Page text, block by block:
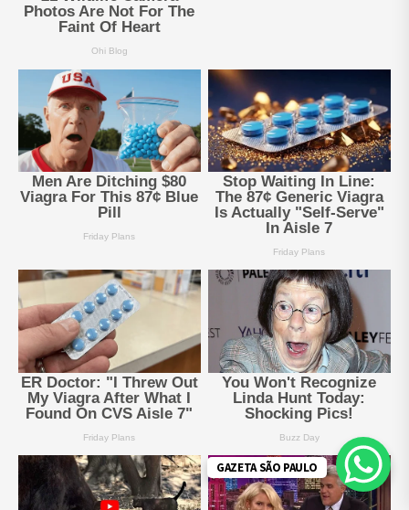
GAZETA SÃO PAULO